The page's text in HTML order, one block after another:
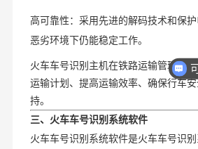
高可靠性：采用先进的解码技术和保
恶劣环境下仍能稳定工作。
火车车号识别主机在铁路运输管理中
运输计划、提高运输效率、确保行车
持。
三、火车车号识别系统软件
火车车号识别系统软件是火车车号识